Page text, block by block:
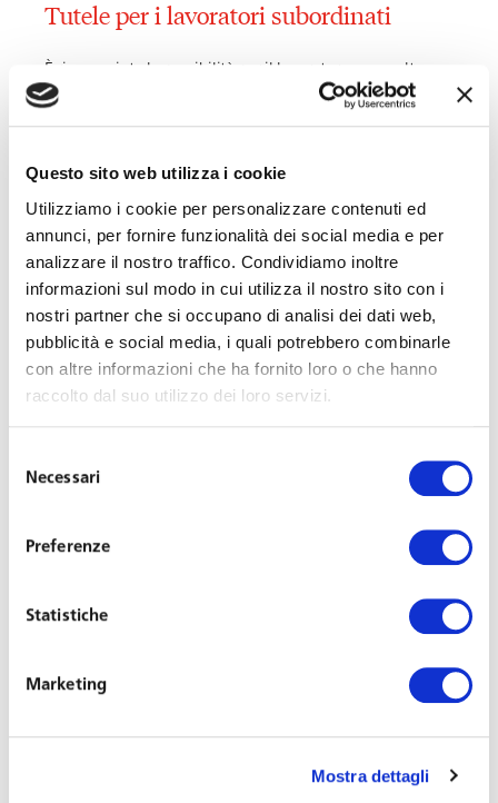
Questo sito web utilizza i cookie
Utilizziamo i cookie per personalizzare contenuti ed
annunci, per fornire funzionalità dei social media e per
analizzare il nostro traffico. Condividiamo inoltre
informazioni sul modo in cui utilizza il nostro sito con i
nostri partner che si occupano di analisi dei dati web,
pubblicità e social media, i quali potrebbero combinarle
con altre informazioni che ha fornito loro o che hanno
raccolto dal suo utilizzo dei loro servizi.
delNecessari
Preferenze
Statistiche
Marketing
Mostra dettagli
Tutele per i lavoratori subordinati
È riconosciuta la possibilità per il lavoratore, una volta
esauriti i periodi di assenza giustificata spettanti a
qualunque titolo (es. malattia, congedo, aspettativa), di
prestatore ha diritto alla
Il congedo in questione non è computato né ai fini
dell’anzianità di servizio né ai fini previdenziali.
Resta comunque salva la possibilità di applicare eventuali
medicina generale o da uno specialista operante in una
Alla scadenza del congedo, ove la mansione lo consenta,
modalità di
prevista dalla legge n. 81/2017.
10 ore annue di permesso retribuito